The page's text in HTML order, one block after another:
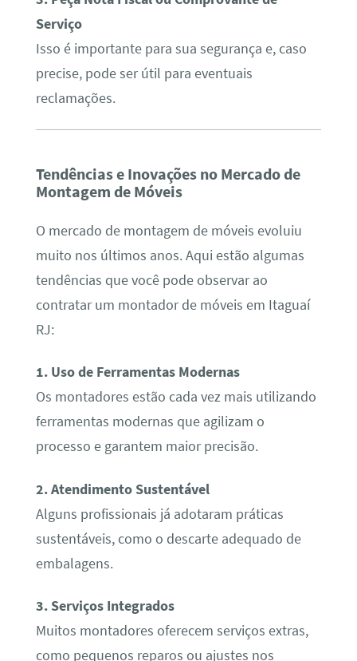
Serviço
Isso é importante para sua segurança e, caso
precise, pode ser útil para eventuais
reclamações.
Tendências e Inovações no Mercado de
Montagem de Móveis
O mercado de montagem de móveis evoluiu
muito nos últimos anos. Aqui estão algumas
tendências que você pode observar ao
contratar um montador de móveis em Itaguaí
RJ:
1. Uso de Ferramentas Modernas
Os montadores estão cada vez mais utilizando
ferramentas modernas que agilizam o
processo e garantem maior precisão.
2. Atendimento Sustentável
Alguns profissionais já adotaram práticas
sustentáveis, como o descarte adequado de
embalagens.
3. Serviços Integrados
Muitos montadores oferecem serviços extras,
como pequenos reparos ou ajustes nos